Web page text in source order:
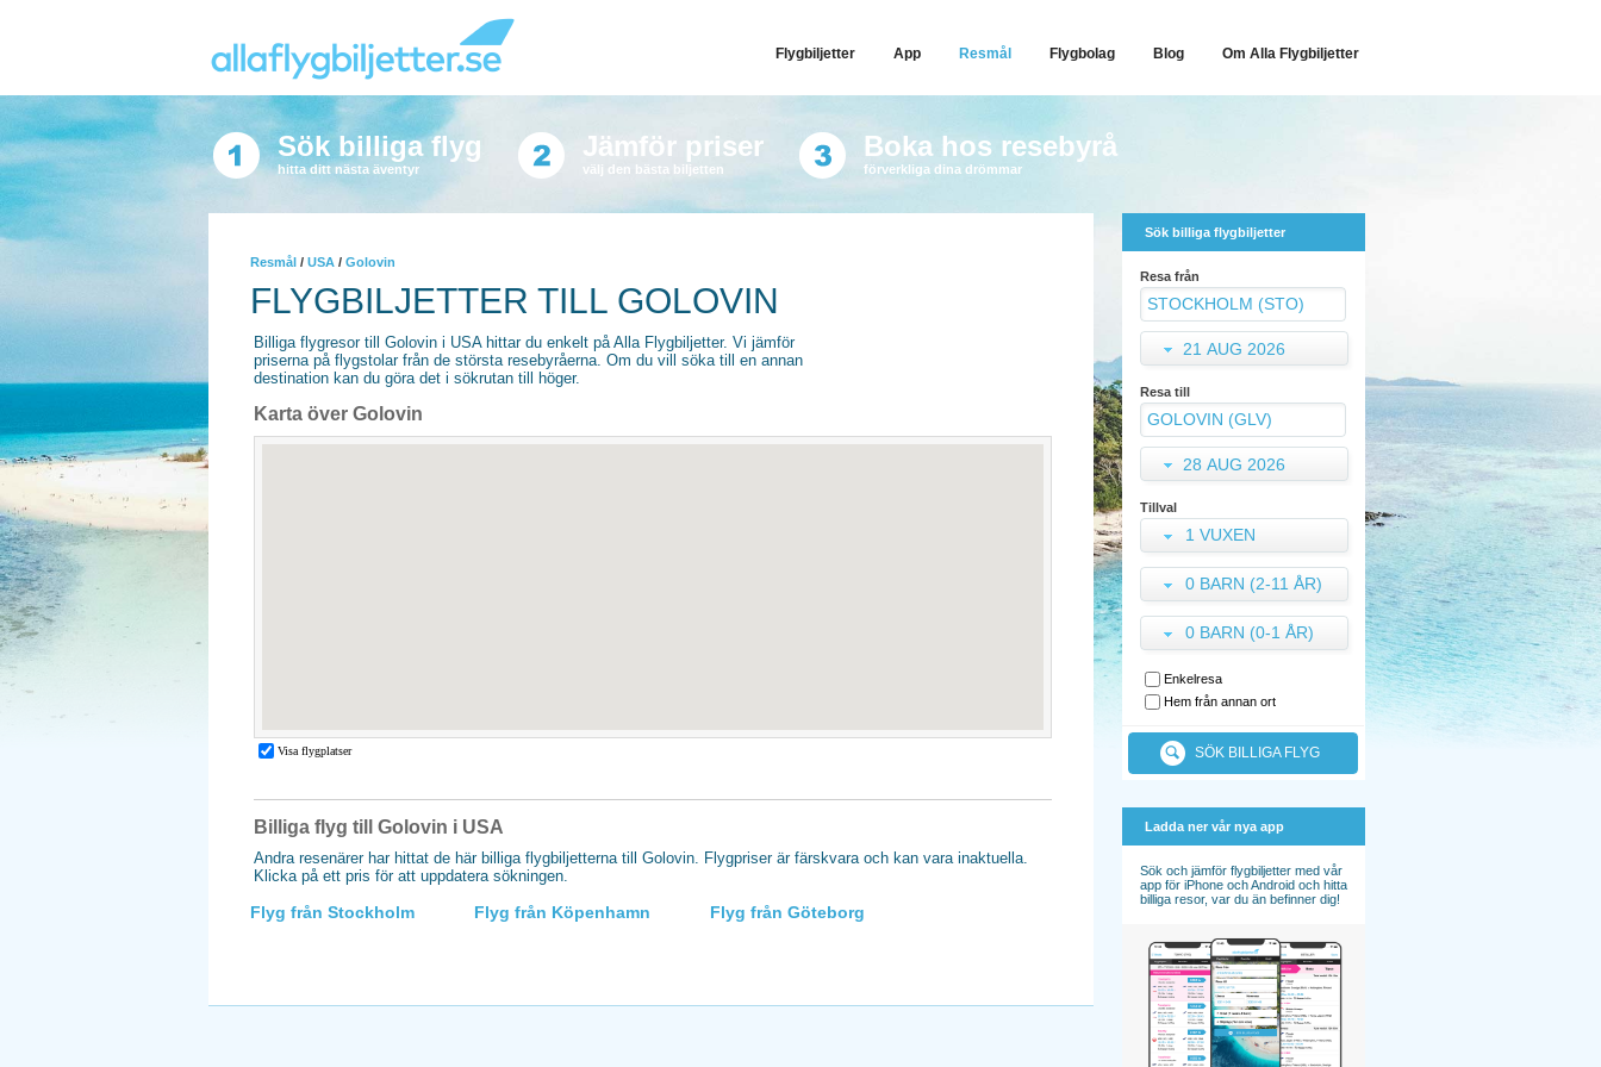
Flygbiljetter App Resmål Flygbolag Blog Om Alla Flygbiljetter
Sök billiga flyg
hitta ditt nästa äventyr
Jämför priser
välj den bästa biljetten
Boka hos resebyrå
förverkliga dina drömmar
Resmål / USA / Golovin
FLYGBILJETTER TILL GOLOVIN
Billiga flygresor till Golovin i USA hittar du enkelt på Alla Flygbiljetter. Vi jämför
priserna på flygstolar från de största resebyråerna. Om du vill söka till en annan
destination kan du göra det i sökrutan till höger.
Karta över Golovin
Billiga flyg till Golovin i USA
Andra resenärer har hittat de här billiga flygbiljetterna till Golovin. Flygpriser är färskvara och kan vara inaktuella.
Klicka på ett pris för att uppdatera sökningen.
Flyg från Stockholm Flyg från Köpenhamn Flyg från Göteborg
Sök billiga flygbiljetter
Resa från
21 AUG 2026
Resa till
28 AUG 2026
Tillval
1 VUXEN
0 BARN (2-11 ÅR)
0 BARN (0-1 ÅR)
Enkelresa
Hem från annan ort
SÖK BILLIGA FLYG
Ladda ner vår nya app
Sök och jämför flygbiljetter med vår
app för iPhone och Android och hitta
billiga resor, var du än befinner dig!